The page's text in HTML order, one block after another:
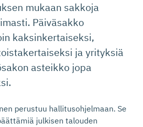
mukaan sakkoja
Päiväsakko
kaksinkertaiseksi,
ja yrityksiä
asteikko jopa
perustuu hallitusohjelmaan. Se
julkisen talouden